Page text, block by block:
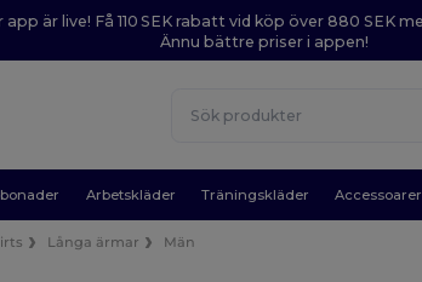
app är live! Få 110 SEK rabatt vid köp över 880 SEK
Ännu bättre priser i appen!
Arbetskläder Träningskläder Accessoarer
Långa ärmar Män